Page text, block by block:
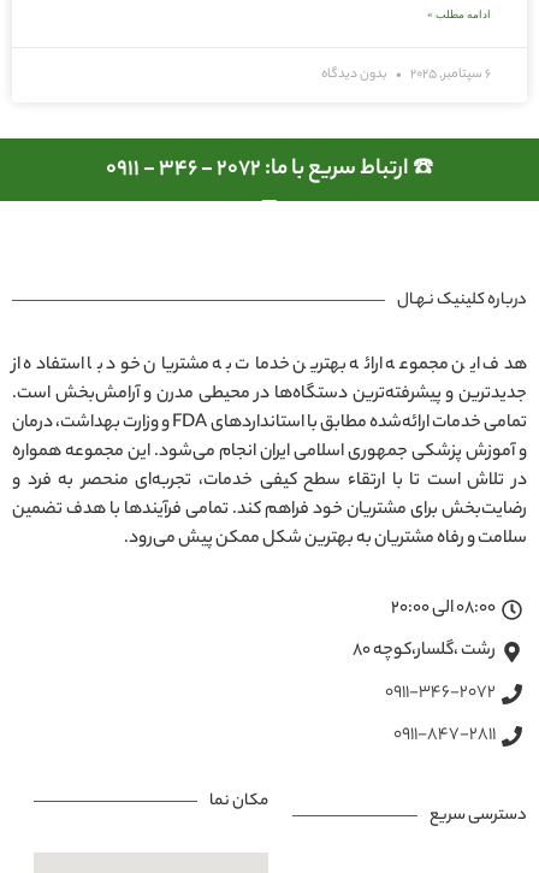
ادامه مطلب »
6 سپتامبر, 2025 بدون دیدگاه
☎️ ارتباط سریع با ما: 2072 - 346 - 0911
درباره کلینیک نـهـال
هدف این مجموعه ارائه بهترین خدمات به مشتریان خود با استفاده از
جدیدترین و پیشرفته‌ترین دستگاه‌ها در محیطی مدرن و آرامش‌بخش است.
تمامی خدمات ارائه‌شده مطابق با استانداردهای FDA و وزارت بهداشت، درمان
و آموزش پزشکی جمهوری اسلامی ایران انجام می‌شود. این مجموعه همواره
در تلاش است تا با ارتقاء سطح کیفی خدمات، تجربه‌ای منحصر به فرد و
رضایت‌بخش برای مشتریان خود فراهم کند. تمامی فرآیندها با هدف تضمین
سلامت و رفاه مشتریان به بهترین شکل ممکن پیش می‌رود.
08:00 الی 20:00
رشت ،گلسار،کوچه ۸۰
0911-346-2072
0911-847-2811
دسترسی سریع
مکان نما